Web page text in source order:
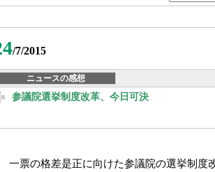
/7/2015
ニュースの感想
参議院選挙制度改革、今日可決
一票の格差是正に向けた参議院の選挙制度